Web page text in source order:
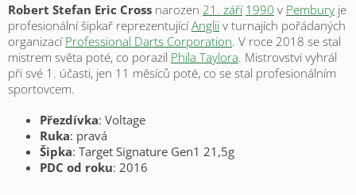
Robert Stefan Eric Cross narozen 21. září 1990 v Pembury je
profesionální šipkař reprezentujícíAnglii v turnajích pořádaných
organizací Professional Darts Corporation. V roce 2018 se stal
mistrem světa poté, co porazil Phila Taylora. Mistrovství vyhrál
při své 1. účasti, jen 11 měsíců poté, co se stal profesionálním
sportovcem.
Přezdívka: Voltage
Ruka: pravá
Šipka: Target Signature Gen1 21,5g
PDC od roku: 2016